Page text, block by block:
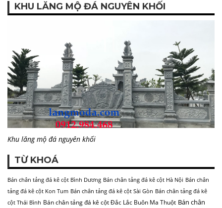
KHU LĂNG MỘ ĐÁ NGUYÊN KHỐI
Khu lăng mộ đá nguyên khối
TỪ KHOÁ
Bán chân tảng đá kê cột Bình Dương Bán chân tảng đá kê cột Hà Nội Bán chân
tảng đá kê cột Kon Tum Bán chân tảng đá kê cột Sài Gòn Bán chân tảng đá kê
cột Thái Bình Bán chân tảng đá kê cột Đắc Lắc Buôn Ma Thuột Bán chân